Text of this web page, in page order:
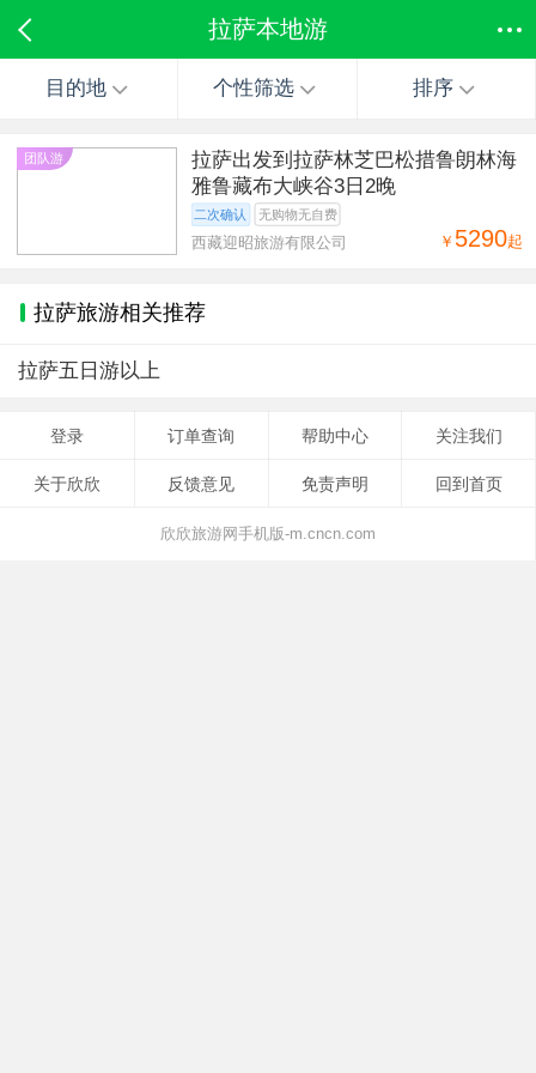
拉萨本地游
目的地 个性筛选 排序
团队游
拉萨出发到拉萨林芝巴松措鲁朗林海
雅鲁藏布大峡谷3日2晚
二次确认 无购物无自费
￥ 5290起
西藏迎昭旅游有限公司
拉萨旅游相关推荐
拉萨五日游以上
登录 订单查询 帮助中心 关注我们
关于欣欣 反馈意见 免责声明 回到首页
欣欣旅游网手机版-m.cncn.com